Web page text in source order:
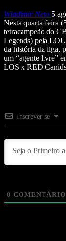
Wladimir Neto 5
Nesta quarta-feira
tetracampeão do
Legends) pela
da história da liga,
um “agente livre”
LOS x RED
Inscrever-se
0